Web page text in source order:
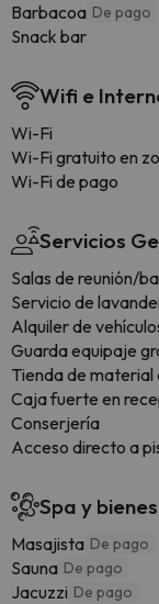
Barbacoa De pago
Snack bar
Wifi e
Wi-Fi
Wi-Fi gratuito en
Wi-Fi de pago
Servicios
Salas de reunión/
Servicio de
Alquiler de
Guarda equipaje
Tienda de material
Caja fuerte en
Conserjería
Acceso directo a
Spa y
Masajista De pago
Sauna De pago
Jacuzzi De pago